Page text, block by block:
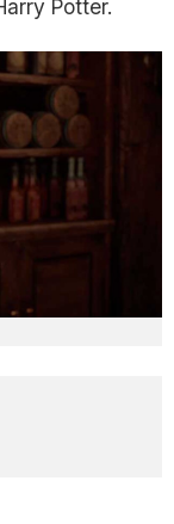
Potter.